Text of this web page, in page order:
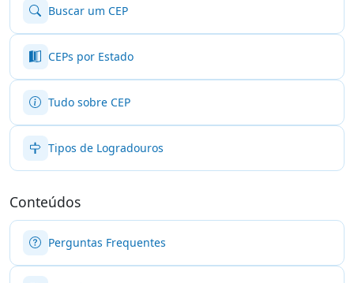
Buscar um CEP
CEPs por Estado
Tudo sobre CEP
Tipos de Logradouros
Conteúdos
Perguntas Frequentes